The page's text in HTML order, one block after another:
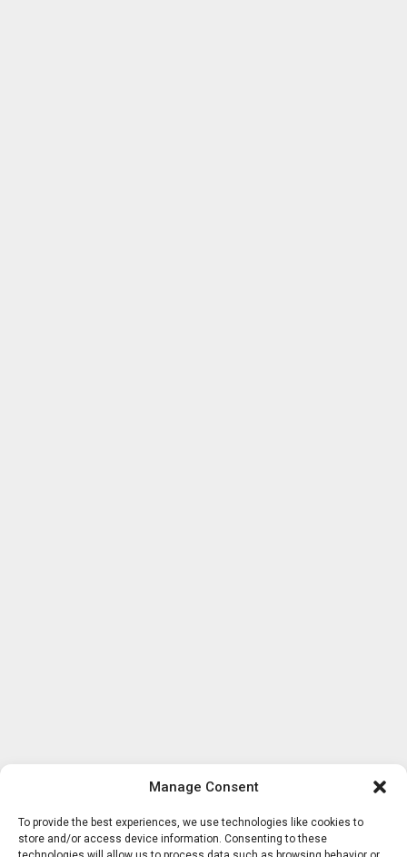
Manage Consent
To provide the best experiences, we use technologies like cookies to
store and/or access device information. Consenting to these